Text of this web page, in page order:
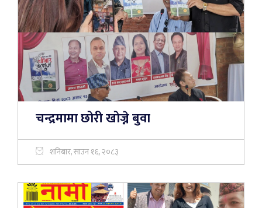
चन्द्रमामा छोरी खोज्ने बुवा
शनिबार, साउन १६, २०८३